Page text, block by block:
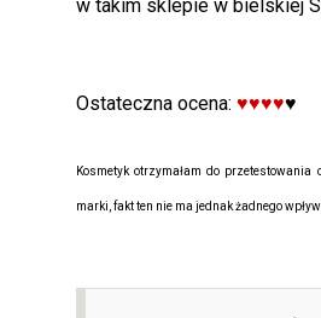
w takim sklepie w bielskiej
Ostateczna ocena: ♥♥♥♥♥
Kosmetyk otrzymałam do przetestowania
marki, fakt ten nie ma jednak żadnego